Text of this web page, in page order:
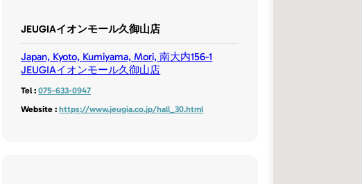
JEUGIAイオンモール久御山店
Japan, Kyoto, Kumiyama, Mori, 南大内156-1
JEUGIAイオンモール久御山店
Tel :075-633-0947
Website :https://www.jeugia.co.jp/hall_30.html